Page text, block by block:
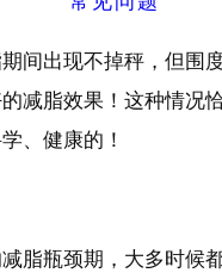
间出现不掉秤，但围
减脂效果！这种情况
、健康的！
脂瓶颈期，大多时候